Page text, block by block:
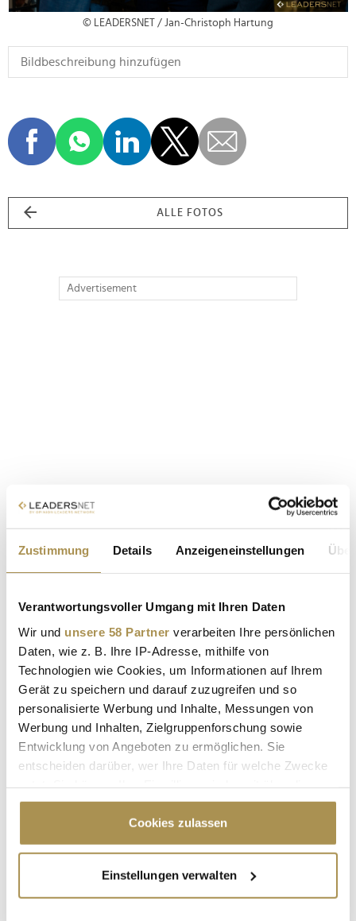
Zustimmung Details Anzeigeneinstellungen
Verantwortungsvoller Umgang mit Ihren Daten
Wir und unsere 58 Partner verarbeiten Ihre persönlichen
Daten, wie z. B. Ihre IP-Adresse, mithilfe von
Technologien wie Cookies, um Informationen auf Ihrem
Gerät zu speichern und darauf zuzugreifen und so
personalisierte Werbung und Inhalte, Messungen von
Werbung und Inhalten, Zielgruppenforschung sowie
Entwicklung von Angeboten zu ermöglichen. Sie
entscheiden darüber, wer Ihre Daten für welche Zwecke
Cookie-Erklärung oder durch Klicken auf das Privacy
Trigger Symbol ändern oder widerrufen
Informationen über Ihre geografische Lage
erfassen, welche bis auf einige Meter genau sein
Cookies zulassen
Einstellungen verwalten
© LEADERSNET / Jan-Christoph Hartung
ALLE FOTOS
Advertisement